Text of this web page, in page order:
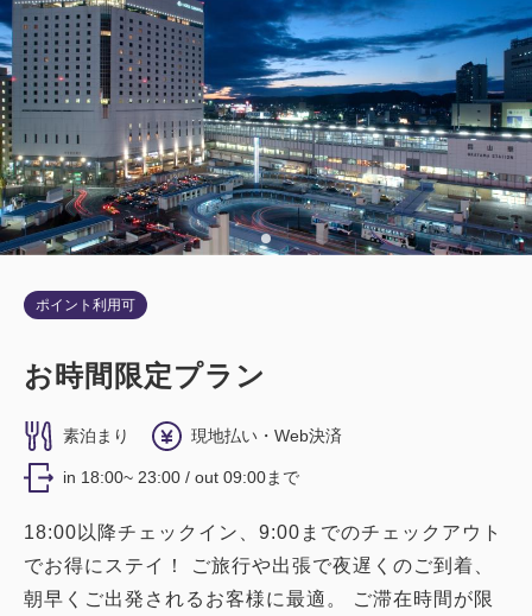
税・サービス料込
会員価格 19,100円
140CM）【17平米】1名様利用
喫煙 バス・トイレ：ユニットバス
1名 セミダブル×1
Wi-Fiあり（無料）
残り 1
税・サービス料込
会員価格 52,300円
大人1名1室
税・サービス料込
合計 52,800円
1~2名 シングルサイズ×2
Wi-Fiあり（無料）
残り2室
禁煙 ツイン
米】
禁煙 バス・トイレ：ユニットバス
ポイント利用可
お時間限定プラン
素泊まり 現地払い・Web決済
in 18:00~ 23:00 / out 09:00まで
18:00以降チェックイン、9:00までのチェックアウト
でお得にステイ！ ご旅行や出張で夜遅くのご到着、
朝早くご出発されるお客様に最適。 ご滞在時間が限